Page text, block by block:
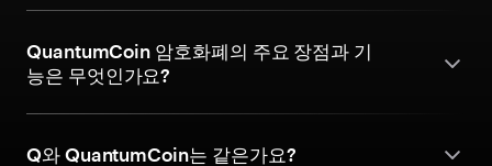
QuantumCoin 암호화폐의 주요 장점과 기
능은 무엇인가요?
Q와 QuantumCoin는 같은가요?